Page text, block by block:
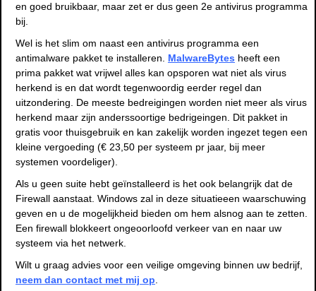
en goed bruikbaar, maar zet er dus geen 2e antivirus programma
bij.
Wel is het slim om naast een antivirus programma een
antimalware pakket te installeren.
MalwareBytes heeft een
prima pakket wat vrijwel alles kan opsporen wat niet als virus
herkend is en dat wordt tegenwoordig eerder regel dan
uitzondering. De meeste bedreigingen worden niet meer als virus
herkend maar zijn anderssoortige bedrigeingen. Dit pakket in
gratis voor thuisgebruik en kan zakelijk worden ingezet tegen een
kleine vergoeding (€ 23,50 per systeem pr jaar, bij meer
systemen voordeliger).
Als u geen suite hebt geïnstalleerd is het ook belangrijk dat de
Firewall aanstaat. Windows zal in deze situatieeen waarschuwing
geven en u de mogelijkheid bieden om hem alsnog aan te zetten.
Een firewall blokkeert ongeoorloofd verkeer van en naar uw
systeem via het netwerk.
Wilt u graag advies voor een veilige omgeving binnen uw bedrijf,
neem dan contact met mij op